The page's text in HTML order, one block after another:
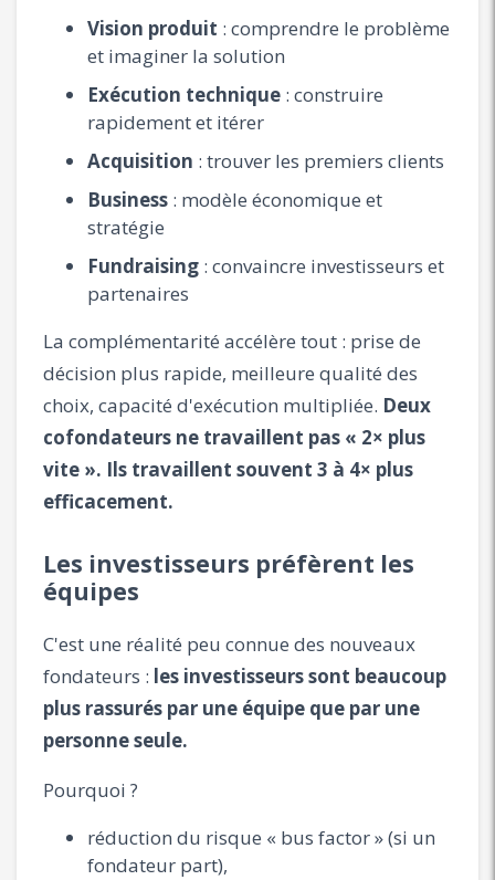
Vision produit : comprendre le problème
et imaginer la solution
Exécution technique : construire
rapidement et itérer
Acquisition : trouver les premiers clients
Business : modèle économique et
stratégie
Fundraising : convaincre investisseurs et
partenaires
La complémentarité accélère tout : prise de
décision plus rapide, meilleure qualité des
choix, capacité d'exécution multipliée. Deux
cofondateurs ne travaillent pas « 2× plus
vite ». Ils travaillent souvent 3 à 4× plus
efficacement.
Les investisseurs préfèrent les
équipes
C'est une réalité peu connue des nouveaux
fondateurs : les investisseurs sont beaucoup
plus rassurés par une équipe que par une
personne seule.
Pourquoi ?
réduction du risque « bus factor » (si un
fondateur part),